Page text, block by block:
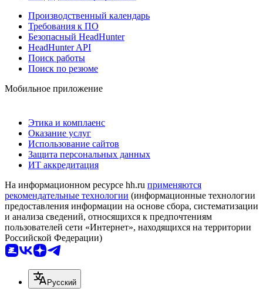
Производственный календарь
Требования к ПО
Безопасный HeadHunter
HeadHunter API
Поиск работы
Поиск по резюме
Мобильное приложение
Этика и комплаенс
Оказание услуг
Использование сайтов
Защита персональных данных
ИТ аккредитация
На информационном ресурсе hh.ru применяются
рекомендательные технологии (информационные технологии
предоставления информации на основе сбора, систематизации
и анализа сведений, относящихся к предпочтениям
пользователей сети «Интернет», находящихся на территории
Российской Федерации)
Русский